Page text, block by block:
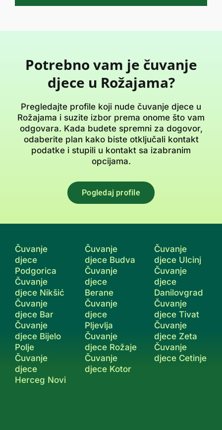
Potrebno vam je čuvanje
djece u Rožajama?
Pregledajte profile koji nude čuvanje djece u
Rožajama i suzite izbor prema onome što vam
odgovara. Kada budete spremni za dogovor,
odaberite plan kako biste otključali kontakt
podatke i stupili u kontakt sa izabranim
opcijama.
Pogledaj profile
Čuvanje
djece
Podgorica
Čuvanje
djece Nikšić
Čuvanje
djece Bar
Čuvanje
djece Bijelo
Polje
Čuvanje
djece
Herceg Novi
Čuvanje
djece Budva
Čuvanje
djece
Berane
Čuvanje
djece
Pljevlja
Čuvanje
djece Rožaje
Čuvanje
djece Kotor
Čuvanje
djece Ulcinj
Čuvanje
djece
Danilovgrad
Čuvanje
djece Tivat
Čuvanje
djece Zeta
Čuvanje
djece Cetinje